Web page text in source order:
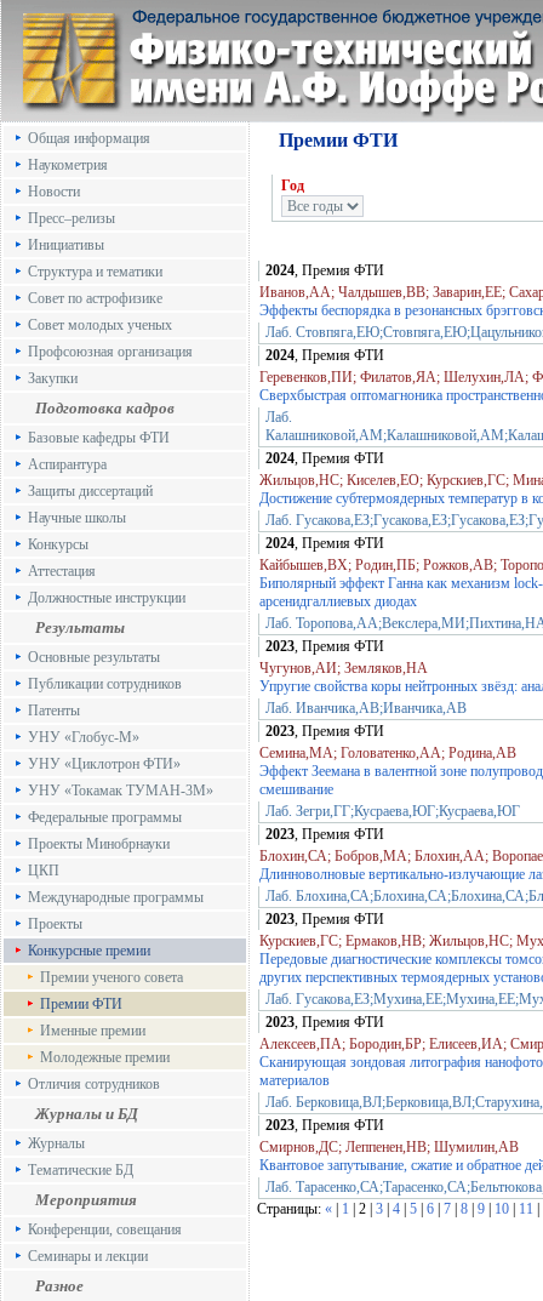
Общая информация
Наукометрия
Новости
Пресс–релизы
Инициативы
Структура и тематики
Совет по астрофизике
Совет молодых ученых
Профсоюзная организация
Закупки
Подготовка кадров
Базовые кафедры ФТИ
Аспирантура
Защиты диссертаций
Научные школы
Конкурсы
Аттестация
Должностные инструкции
Результаты
Основные результаты
Публикации сотрудников
Патенты
УНУ «Глобус-М»
УНУ «Циклотрон ФТИ»
УНУ «Токамак ТУМАН-3М»
Федеральные программы
Проекты Минобрнауки
ЦКП
Международные программы
Проекты
Конкурсные премии
Премии ученого совета
Премии ФТИ
Именные премии
Молодежные премии
Отличия сотрудников
Журналы и БД
Журналы
Тематические БД
Мероприятия
Конференции, совещания
Семинары и лекции
Разное
Премии ФТИ
Год
2024, Премия ФТИ
Иванов,АА; Чалдышев,ВВ; Заварин,ЕЕ;
Эффекты беспорядка в резонансных
Лаб.
2024, Премия ФТИ
Геревенков,ПИ; Филатов,ЯА; Шелухин,ЛА;
Сверхбыстрая оптомагноника
Лаб.
2024, Премия ФТИ
Жильцов,НС; Киселев,ЕО; Курскиев,ГС;
Достижение субтермоядерных температур в
Лаб.
2024, Премия ФТИ
Кайбышев,ВХ; Родин,ПБ; Рожков,АВ;
Биполярный эффект Ганна как механизм
арсенидгаллиевых диодах
Лаб.
2023, Премия ФТИ
Чугунов,АИ; Земляков,НА
Упругие свойства коры нейтронных звёзд:
Лаб. Иванчика,АВ;Иванчика,АВ
2023, Премия ФТИ
Семина,МА; Головатенко,АА; Родина,АВ
Эффект Зеемана в валентной зоне
смешивание
Лаб. Зегри,ГГ;Кусраева,ЮГ;Кусраева,ЮГ
2023, Премия ФТИ
Блохин,СА; Бобров,МА; Блохин,АА;
Длинноволновые вертикально-излучающие
Лаб.
2023, Премия ФТИ
Курскиев,ГС; Ермаков,НВ; Жильцов,НС;
Передовые диагностические комплексы
других перспективных термоядерных
Лаб.
2023, Премия ФТИ
Алексеев,ПА; Бородин,БР; Елисеев,ИА;
Сканирующая зондовая литография
материалов
Лаб.
2023, Премия ФТИ
Смирнов,ДС; Леппенен,НВ; Шумилин,АВ
Квантовое запутывание, сжатие и обратное
Лаб.
Страницы: « 1 | 2 | 3 4 5 6 7 8 9 10 11